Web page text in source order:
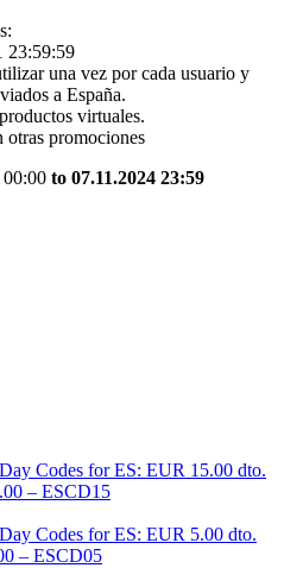
23:59:59
una vez por cada usuario y
a España.
virtuales.
promociones
00:00 to 07.11.2024 23:59
Codes for ES: EUR 15.00 dto.
– ESCD15
Codes for ES: EUR 5.00 dto.
– ESCD05